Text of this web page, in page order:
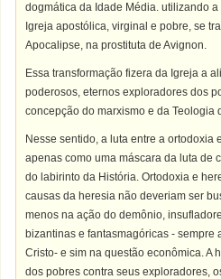
dogmática da Idade Média. utilizando
Igreja apostólica, virginal e pobre, se
Apocalipse, na prostituta de Avignon.
Essa transformação fizera da Igreja a
poderosos, eternos exploradores dos
concepção do marxismo e da Teologia
Nesse sentido, a luta entre a ortodoxia
apenas como uma máscara da luta de
do labirinto da História. Ortodoxia e
causas da heresia não deveriam ser
menos na ação do demônio,
bizantinas e fantasmagóricas - sempre
Cristo- e sim na questão econômica. A
dos pobres contra seus exploradores,